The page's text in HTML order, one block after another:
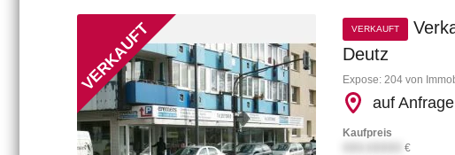
VERKAUFT
Deutz
Expose: 204 von
auf
Kaufpreis
€